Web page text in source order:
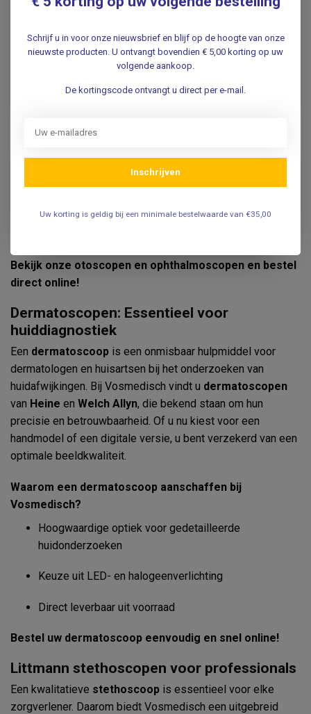
Vosmedisch een breed assortiment aan
otoscopen
ophthalmoscopenvan merken zoalsHeineenWelch
. Deze diagnostische instrumenten zijn onmisbaar
voor KNO-artsen, huisartsen en oogspecialisten.
Scherpe en heldere verlichting voor nauwkeurige
diagnostiek
Verkrijgbaar als losse instrumenten of complete sets
Duurzaam en ergonomisch ontworpen voor optimaal
Bekijk onze otoscopen en ophthalmoscopen en bestel
direct online!
Dermatoscopen: Essentieel voor
huiddiagnostiek
Een dermatoscoop is een onmisbaar hulpmiddel voor
dermatologen en huisartsen bij het onderzoeken van
huidafwijkingen. Bij Vosmedisch vindt u dermatoscopen
van Heine en Welch Allyn, die bekend staan om hun
precisie en betrouwbaarheid. Of u nu kiest voor een
handmodel of een digitale versie, u bent verzekerd van een
optimale beeldkwaliteit.
Waarom een dermatoscoop aanschaffen bij
Vosmedisch?
Hoogwaardige optiek voor gedetailleerde
huidonderzoeken
Keuze uit LED- en halogeenverlichting
Direct leverbaar uit voorraad
Bestel uw dermatoscoop eenvoudig en snel online!
Littmann stethoscopen voor professionals
Een kwalitatieve stethoscoop is essentieel voor elke
zorgverlener. Daarom biedt Vosmedisch een uitgebreid
Schrijf u in voor onze nieuwsbrief en blijf op de hoogte van onze
nieuwste producten. U ontvangt bovendien € 5,00 korting op uw
volgende aankoop.
De kortingscode ontvangt u direct per e-mail.
Inschrijven
Uw korting is geldig bij een minimale bestelwaarde van €35,00